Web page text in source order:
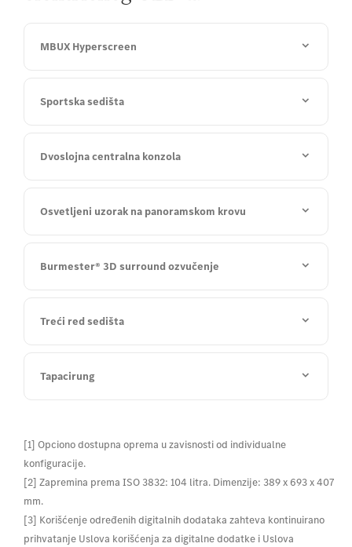
MBUX Hyperscreen
Sportska sedišta
Dvoslojna centralna konzola
Osvetljeni uzorak na panoramskom krovu
Burmester® 3D surround ozvučenje
Treći red sedišta
Tapacirung
[1] Opciono dostupna oprema u zavisnosti od individualne
konfiguracije.
[2] Zapremina prema ISO 3832: 104 litra. Dimenzije: 389 x 693 x 407
mm.
[3] Korišćenje određenih digitalnih dodataka zahteva kontinuirano
prihvatanje Uslova korišćenja za digitalne dodatke i Uslova